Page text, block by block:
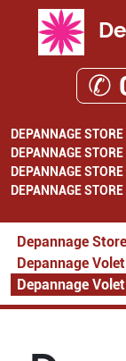
✆
DEPANNAGE STORE
DEPANNAGE STORE
DEPANNAGE STORE
DEPANNAGE STORE
Depannage Store
Depannage
Depannage